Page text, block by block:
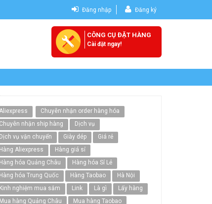
Đăng nhập Đăng ký
CÔNG CỤ ĐẶT HÀNG
Cài đặt ngay!
Aliexpress
Chuyên nhận order hàng hóa
Chuyên nhận ship hàng
Dịch vụ
Dịch vụ vận chuyển
Giày dép
Giá rẻ
Hàng Aliexpress
Hàng giá sỉ
Hàng hóa Quảng Châu
Hàng hóa Sỉ Lẻ
Hàng hóa Trung Quốc
Hàng Taobao
Hà Nội
Kinh nghiệm mua sắm
Link Là gì
Lấy hàng
Mua hàng Quảng Châu
Mua hàng Taobao